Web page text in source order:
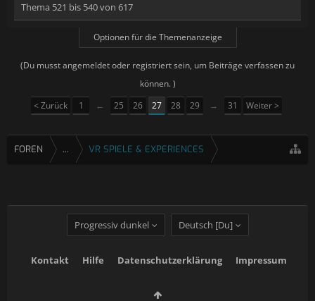
Thema 521 bis 540 von 617
Optionen für die Themenanzeige
(Du musst angemeldet oder registriert sein, um Beiträge verfassen zu
können. )
< Zurück
1 ← 25 26 27 28 29 → 31 Weiter >
FOREN ... VR SPIELE & EXPERIENCES
Progressiv dunkel Deutsch [Du]
Kontakt Hilfe Datenschutzerklärung Impressum